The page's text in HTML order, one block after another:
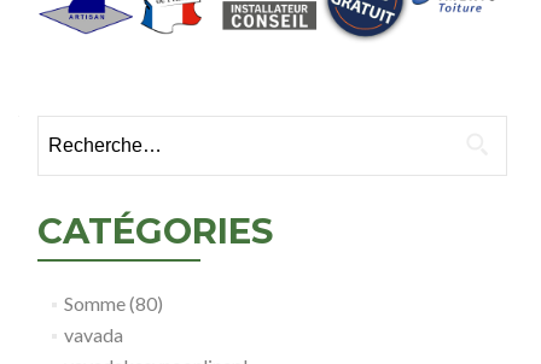
CATÉGORIES
Somme (80)
vavada